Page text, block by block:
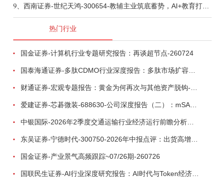
9、 西南证券-世纪天鸿-300654-教辅主业筑底蓄势，AI+教育打开第二曲线-260729
热门行业
国金证券-计算机行业专题研究报告：再谈超节点-260724
国泰海通证券-多肽CDMO行业深度报告：多肽市场扩容带动CDMO产能扩建-260727
财通证券-宏观专题报告：黄金为何再次与其他资产脱钩-260726
爱建证券-芯碁微装-688630-公司深度报告（二）：mSAP带动LDI量价齐升，大尺寸封装打开成长空间-260722
中银国际-2026年2季度交通运输行业经济运行前瞻分析：地缘冲突致航运和航空景气度分化，交通基础设施板块总体呈现稳健特征-260724
东吴证券-宁德时代-300750-2026年中报点评：出货高增业绩稳健，回购彰显龙头信心-260726
国金证券-产业景气高频跟踪~07/26期-260726
国联民生证券-AI行业深度研究报告：AI时代与Token经济，从技术符号到数字石油-260801